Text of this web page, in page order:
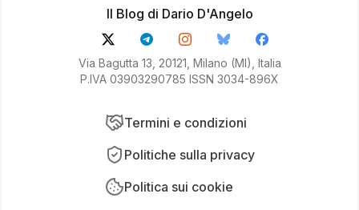
Termini e condizioni
Politiche sulla privacy
Politica sui cookie
Il Blog di Dario D'Angelo
Via Bagutta 13, 20121, Milano (MI), Italia
P.IVA 03903290785 ISSN 3034-896X